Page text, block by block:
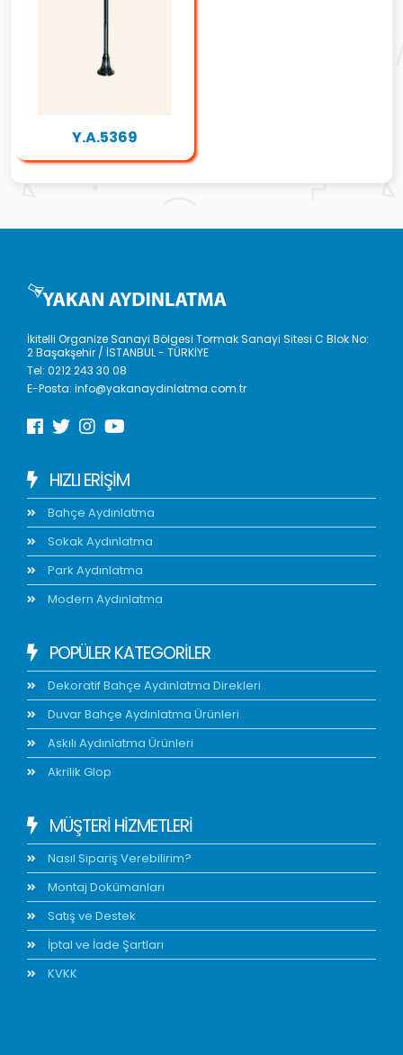
Y.A.5369
İkitelli Organize Sanayi Bölgesi Tormak Sanayi Sitesi C Blok No:
2 Başakşehir / İSTANBUL - TÜRKİYE
Tel:0212 243 30 08
E-Posta:info@yakanaydinlatma.com.tr
HIZLI ERIŞIM
Bahçe Aydınlatma
Sokak Aydınlatma
Park Aydınlatma
Modern Aydınlatma
POPÜLER KATEGORİLER
Dekoratif Bahçe Aydınlatma Direkleri
Duvar Bahçe Aydınlatma Ürünleri
Askılı Aydınlatma Ürünleri
Akrilik Glop
MÜŞTERİ HİZMETLERİ
Nasıl Sipariş Verebilirim?
Montaj Dokümanları
Satış ve Destek
İptal ve İade Şartları
KVKK